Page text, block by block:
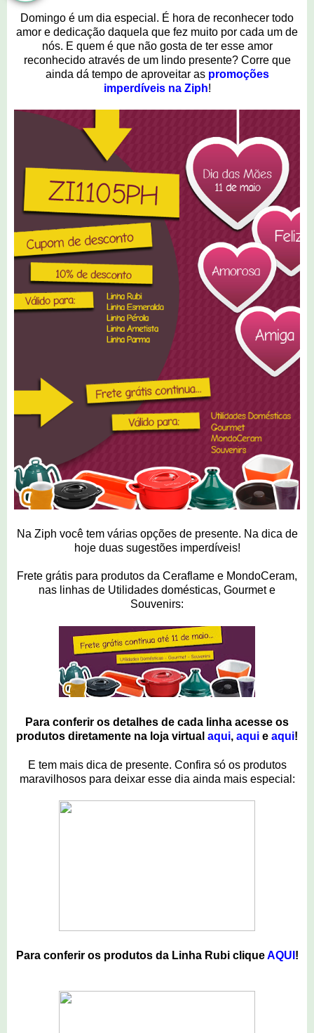
Domingo é um dia especial. É hora de reconhecer todo
amor e dedicação daquela que fez muito por cada um de
nós. E quem é que não gosta de ter esse amor
reconhecido através de um lindo presente? Corre que
ainda dá tempo de aproveitar as promoções
imperdíveis na Ziph!
Na Ziph você tem várias opções de presente. Na dica de
hoje duas sugestões imperdíveis!
Frete grátis para produtos da Ceraflame e MondoCeram,
nas linhas de Utilidades domésticas, Gourmet e
Souvenirs:
Para conferir os detalhes de cada linha acesse os
produtos diretamente na loja virtual aqui, aqui e aqui!
E tem mais dica de presente. Confira só os produtos
maravilhosos para deixar esse dia ainda mais especial:
Para conferir os produtos da Linha Rubi cliqueAQUI !